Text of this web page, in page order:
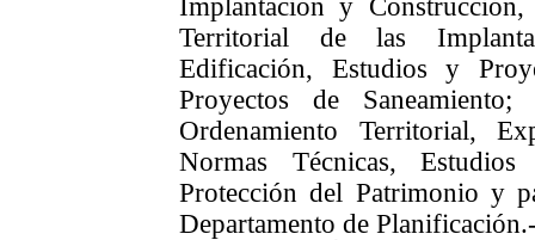
Implantación y
Territorial de las
Edificación, Estudios y
Proyectos de
Ordenamiento Territorial,
Normas Técnicas,
Protección del Patrimonio y
Departamento de